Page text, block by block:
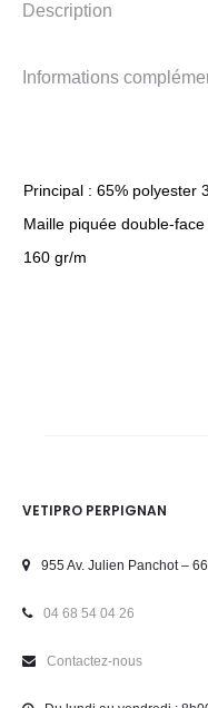
Description
Informations
Principal : 65% polyester
Maille piquée double-
160 gr/m
VETIPRO PERPIGNAN
955 Av. Julien Panchot –
04 68 54 04 26
Contactez-nous